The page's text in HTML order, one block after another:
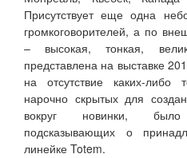
Присутствует еще одна
громкоговорителей, а по
– высокая, тонкая,
представлена на выставке
на отсутствие каких-либо
нарочно скрытых для
вокруг новинки,
подсказывающих о
линейке Totem.